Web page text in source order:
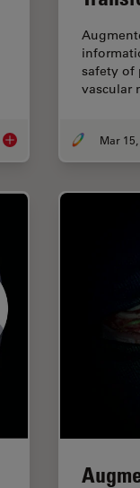
How to Choose a
safety of
vascular
Mar 15,